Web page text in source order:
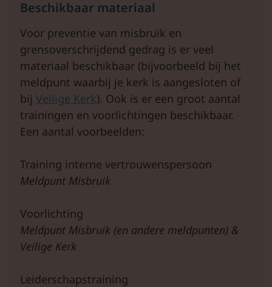
Beschikbaar materiaal
Voor preventie van misbruik en
grensoverschrijdend gedrag is er veel
materiaal beschikbaar (bijvoorbeeld bij het
meldpunt waarbij je kerk is aangesloten of
bij Veilige Kerk). Ook is er een groot aantal
trainingen en voorlichtingen beschikbaar.
Een aantal voorbeelden:
Training interne vertrouwenspersoon
Meldpunt Misbruik
Voorlichting
Meldpunt Misbruik (en andere meldpunten) &
Veilige Kerk
Leiderschapstraining